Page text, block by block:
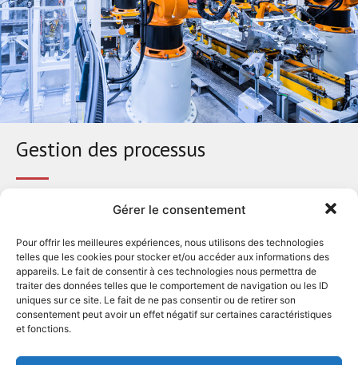
Gérer le consentement
Pour offrir les meilleures expériences, nous utilisons des technologies
telles que les cookies pour stocker et/ou accéder aux informations des
appareils. Le fait de consentir à ces technologies nous permettra de
traiter des données telles que le comportement de navigation ou les ID
uniques sur ce site. Le fait de ne pas consentir ou de retirer son
consentement peut avoir un effet négatif sur certaines caractéristiques
et fonctions.
Gestion des processus
Les ordinateurs de terrain sont nécessaires pour la gestion
la capacité de production, tout en contrôlant les activités
industrielles.
Dotés de nombreuses fonctionnalités pour la planification
et le suivi de production, ces outils sont indispensables pour
le secteur de la production pour la bonne gestion des
effectifs, des machines et des flux physiques !